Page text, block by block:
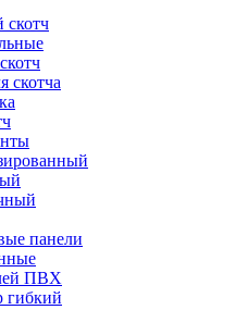
скотча
панели
ПВХ
гибкий